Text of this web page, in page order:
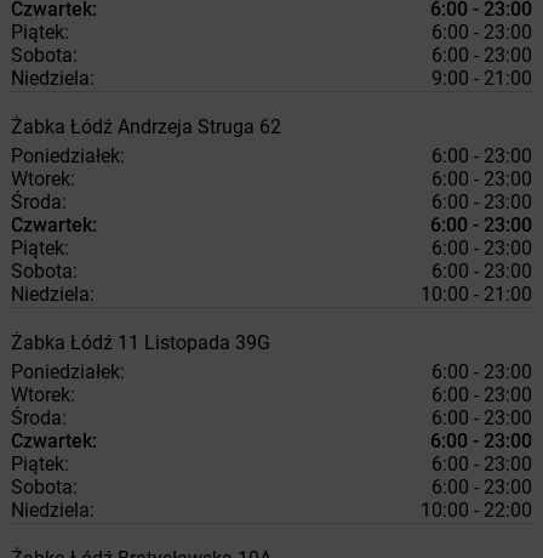
Czwartek:
6:00 - 23:00
Piątek:
6:00 - 23:00
Sobota:
6:00 - 23:00
Niedziela:
9:00 - 21:00
Żabka Łódź Andrzeja Struga 62
Poniedziałek:
6:00 - 23:00
Wtorek:
6:00 - 23:00
Środa:
6:00 - 23:00
Czwartek:
6:00 - 23:00
Piątek:
6:00 - 23:00
Sobota:
6:00 - 23:00
Niedziela:
10:00 - 21:00
Żabka Łódź 11 Listopada 39G
Poniedziałek:
6:00 - 23:00
Wtorek:
6:00 - 23:00
Środa:
6:00 - 23:00
Czwartek:
6:00 - 23:00
Piątek:
6:00 - 23:00
Sobota:
6:00 - 23:00
Niedziela:
10:00 - 22:00